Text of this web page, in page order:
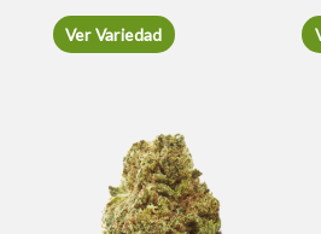
Ver Variedad